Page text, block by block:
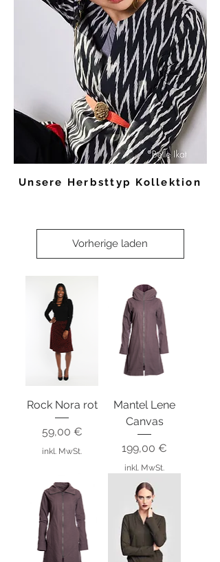
Unsere Herbsttyp Kollektion
Vorherige laden
Rock Nora rot
Preis
59,00 €
inkl. MwSt.
Mantel Lene
Canvas
Preis
199,00 €
inkl. MwSt.